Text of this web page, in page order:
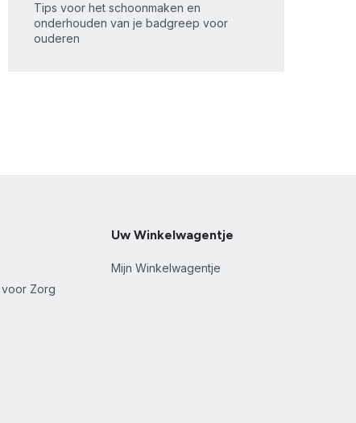
Tips voor het schoonmaken en
onderhouden van je badgreep voor
ouderen
Zorg
Uw Winkelwagentje
Mijn Winkelwagentje